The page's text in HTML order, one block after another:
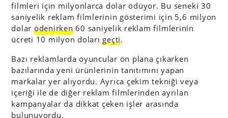
filmleri için milyonlarca dolar ödüyor. Bu seneki 30
saniyelik reklam filmlerinin gösterimi için 5,6 milyon
dolar ödenirken 60 saniyelik reklam filmlerinin
ücreti 10 milyon doları geçti.
Bazı reklamlarda oyuncular ön plana çıkarken
bazılarında yeni ürünlerinin tanıtımını yapan
markalar yer alıyordu. Ayrıca çekim tekniği veya
içeriği ile de diğer reklam filmlerinden ayrılan
kampanyalar da dikkat çeken işler arasında
bulunuyordu.